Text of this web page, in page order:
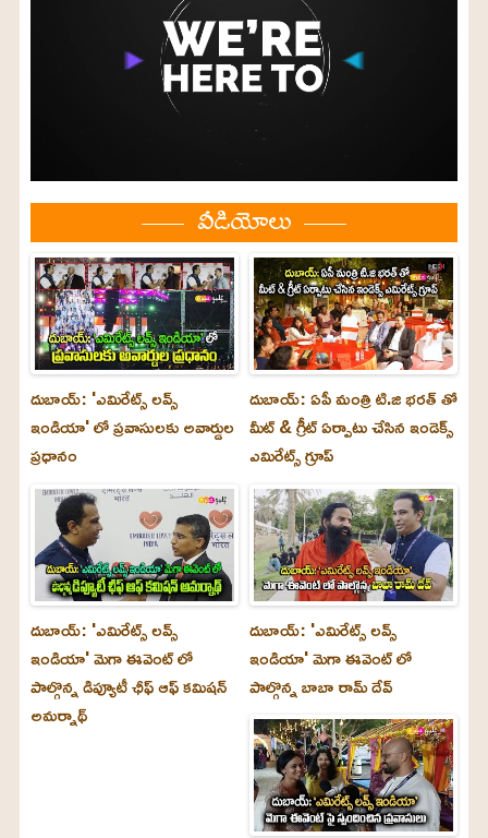
వీడియోలు
దుబాయ్: 'ఎమిరేట్స్ లవ్స్
ఇండియా' లో ప్రవాసులకు అవార్డుల
ప్రధానం
దుబాయ్: ఏపీ మంత్రి టి.జి భరత్ తో
మీట్ & గ్రీట్ ఏర్పాటు చేసిన ఇండెక్స్
ఎమిరేట్స్ గ్రూప్
దుబాయ్‌: 'ఎమిరేట్స్ లవ్స్
ఇండియా' మెగా ఈవెంట్ లో
పాల్గొన్న డిప్యూటీ ఛీఫ్ ఆఫ్ కమిషన్
అమర్నాథ్
దుబాయ్‌: 'ఎమిరేట్స్ లవ్స్
ఇండియా' మెగా ఈవెంట్ లో
పాల్గొన్న బాబా రామ్ దేవ్